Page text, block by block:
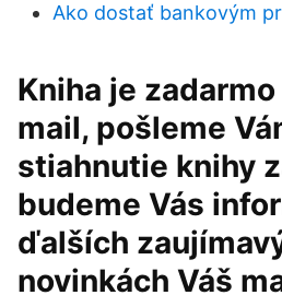
Ako dostať bankovým
Kniha je
mail, pošleme
stiahnutie knihy
budeme Vás
ďalších
novinkách Váš